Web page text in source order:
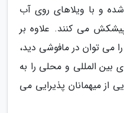
و با ویلاهای روی آب
پیشکش می کنند. علاوه بر
می توان در مافوشی دید،
بین المللی و محلی را به
از میهمانان پذیرایی می